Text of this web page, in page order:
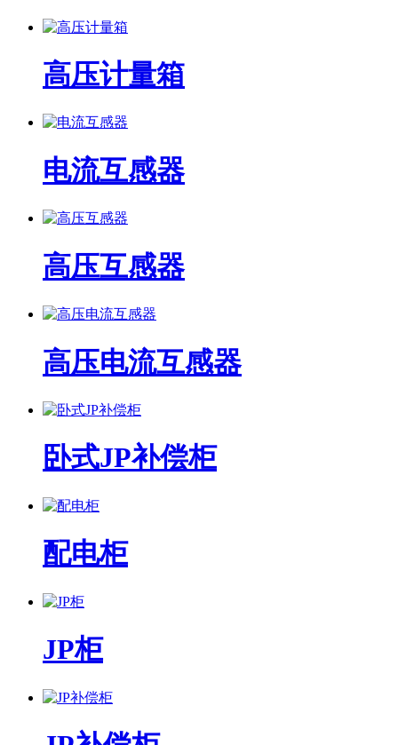
高压计量箱
电流互感器
高压互感器
高压电流互感器
卧式JP补偿柜
配电柜
JP柜